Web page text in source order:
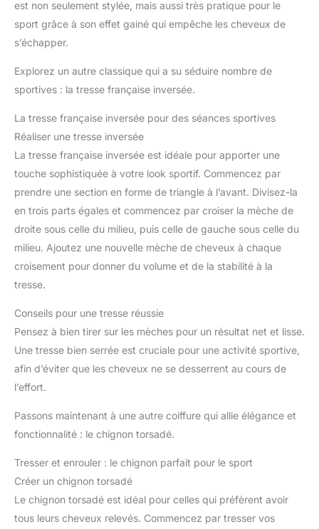
est non seulement stylée, mais aussi très pratique pour le
sport grâce à son effet gainé qui empêche les cheveux de
s’échapper.
Explorez un autre classique qui a su séduire nombre de
sportives : la tresse française inversée.
La tresse française inversée pour des séances sportives
Réaliser une tresse inversée
La tresse française inversée est idéale pour apporter une
touche sophistiquée à votre look sportif. Commencez par
prendre une section en forme de triangle à l’avant. Divisez-la
en trois parts égales et commencez par croiser la mèche de
droite sous celle du milieu, puis celle de gauche sous celle du
milieu. Ajoutez une nouvelle mèche de cheveux à chaque
croisement pour donner du volume et de la stabilité à la
tresse.
Conseils pour une tresse réussie
Pensez à bien tirer sur les mèches pour un résultat net et lisse.
Une tresse bien serrée est cruciale pour une activité sportive,
afin d’éviter que les cheveux ne se desserrent au cours de
l’effort.
Passons maintenant à une autre coiffure qui allie élégance et
fonctionnalité : le chignon torsadé.
Tresser et enrouler : le chignon parfait pour le sport
Créer un chignon torsadé
Le chignon torsadé est idéal pour celles qui préfèrent avoir
tous leurs cheveux relevés. Commencez par tresser vos